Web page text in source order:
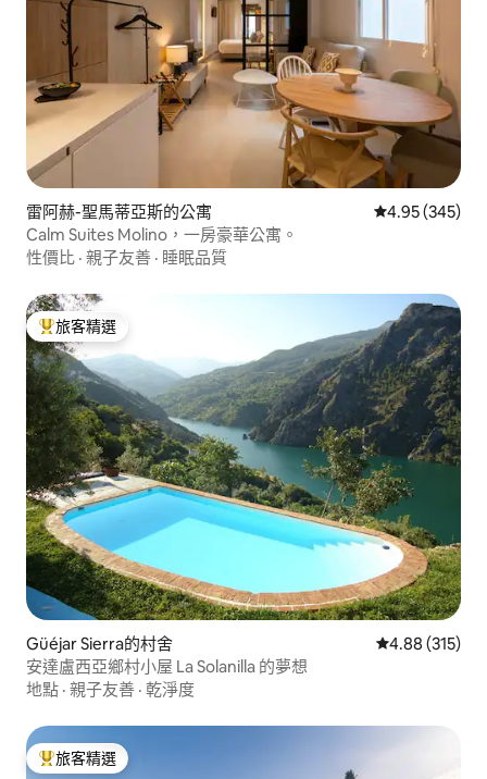
雷阿赫-聖馬蒂亞斯的公寓 從 345 則評價
4.95 (345)
Calm Suites Molino，一房豪華公寓。
性價比 · 親子友善 · 睡眠品質
旅客精選榜首
旅客精選
Güéjar Sierra的村舍 從 315 則評價
4.88 (315)
安達盧西亞鄉村小屋 La Solanilla 的夢想
地點 · 親子友善 · 乾淨度
旅客精選榜首
旅客精選